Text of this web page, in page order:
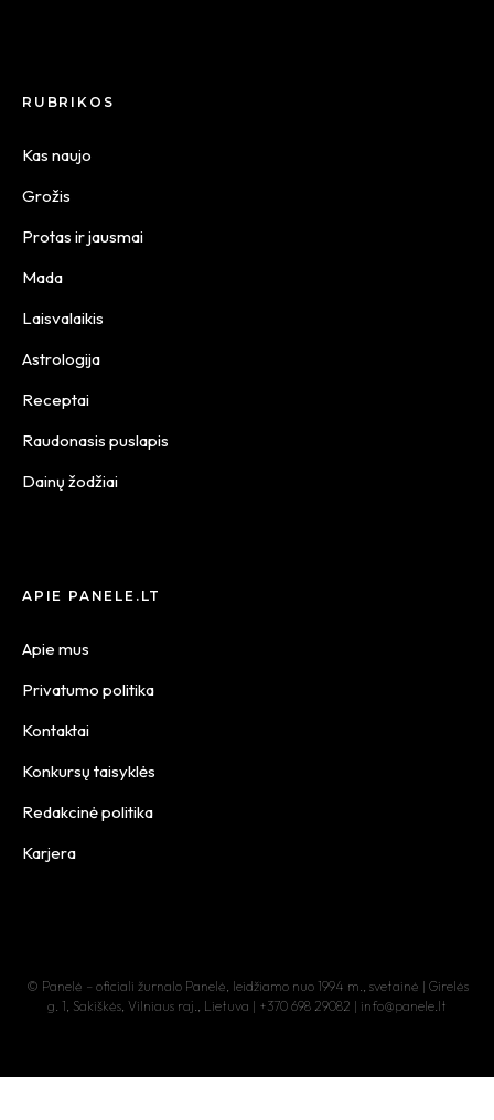
RUBRIKOS
Kas naujo
Grožis
Protas ir jausmai
Mada
Laisvalaikis
Astrologija
Receptai
Raudonasis puslapis
Dainų žodžiai
APIE PANELE.LT
Apie mus
Privatumo politika
Kontaktai
Konkursų taisyklės
Redakcinė politika
Karjera
© Panelė – oficiali žurnalo Panelė, leidžiamo nuo 1994 m., svetainė | Girelės
g. 1, Sakiškės, Vilniaus raj., Lietuva | +370 698 29082 | info@panele.lt